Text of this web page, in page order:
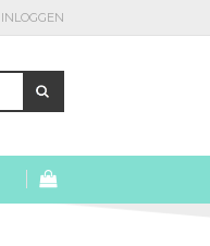
INLOGGEN